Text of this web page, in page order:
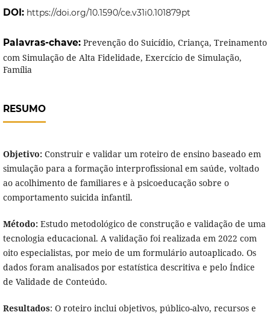
DOI: https://doi.org/10.1590/ce.v31i0.101879pt
Palavras-chave: Prevenção do Suicídio, Criança, Treinamento
com Simulação de Alta Fidelidade, Exercício de Simulação,
Família
RESUMO
Objetivo:Construir e validar um roteiro de ensino baseado em
simulação para a formação interprofissional em saúde, voltado
ao acolhimento de familiares e à psicoeducação sobre o
comportamento suicida infantil.
Método:Estudo metodológico de construção e validação de uma
tecnologia educacional. A validação foi realizada em 2022 com
oito especialistas, por meio de um formulário autoaplicado. Os
dados foram analisados por estatística descritiva e pelo Índice
de Validade de Conteúdo.
Resultados: O roteiro inclui objetivos, público-alvo, recursos e